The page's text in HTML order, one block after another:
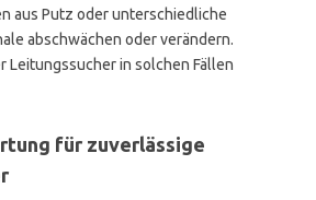
aus Putz oder unterschiedliche
abschwächen oder verändern.
Leitungssucher in solchen Fällen
für zuverlässige